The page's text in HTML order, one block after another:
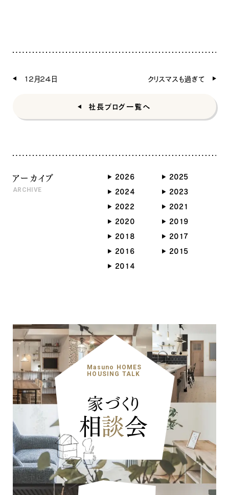
ナチュラル
１２月２４日 クリスマスも過ぎて
社長ブログ一覧へ
アーカイブ
ARCHIVE
2026
2025
2024
2023
2022
2021
2020
2019
2018
2017
2016
2015
2014
Masuno HOMES
HOUSING TALK
家づくり
相談会